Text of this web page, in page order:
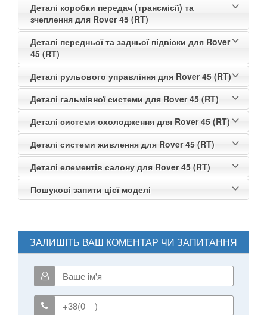
Деталі коробки передач (трансмісії) та
зчеплення для Rover 45 (RT)
Деталі передньої та задньої підвіски для Rover
45 (RT)
Деталі рульового управління для Rover 45 (RT)
Деталі гальмівної системи для Rover 45 (RT)
Деталі системи охолодження для Rover 45 (RT)
Деталі системи живлення для Rover 45 (RT)
Деталі елементів салону для Rover 45 (RT)
Пошукові запити цієї моделі
ЗАЛИШІТЬ ВАШ КОМЕНТАР ЧИ ЗАПИТАННЯ